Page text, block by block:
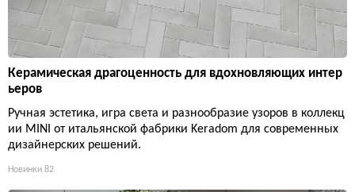
Керамическая драгоценность для вдохновляющих интер
ьеров
Ручная эстетика, игра света и разнообразие узоров в коллекц
ии MINI от итальянской фабрики Keradom для современных
дизайнерских решений.
Новинки 82